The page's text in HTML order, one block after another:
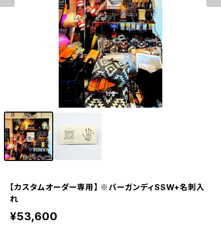
1/2
【カスタムオーダー専用】 ※バーガンディSSW+名刺入
れ
¥53,600